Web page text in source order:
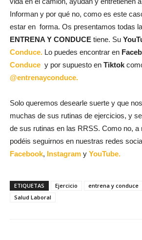
Informan y por qué no, como es este
estar en forma. Os presentamos todas
ENTRENA Y CONDUCE tiene. Su
Conduce. Lo puedes encontrar en
Conduce y por supuesto en Tiktok
@entrenayconduce.
Solo queremos desearle suerte y que
muchas de sus rutinas de ejercicios, y
de sus rutinas en las RRSS. Como no, a
podéis seguirnos en nuestras redes
Facebook, Instagram y YouTube.
ETIQUETAS Ejercicio entrena y conduce
Salud Laboral